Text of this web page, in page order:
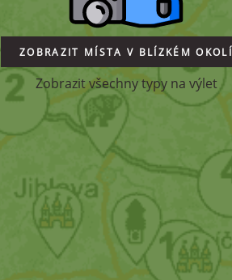
ZOBRAZIT MÍSTA V BLÍZKÉM OKOLÍ
Zobrazit všechny typy na výlet